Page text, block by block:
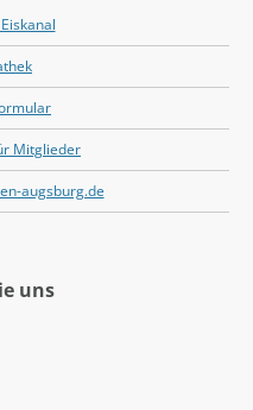
Mitglieder
augsburg.de
uns